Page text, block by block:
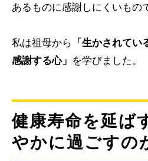
あるものに感謝しにくいもの
私は祖母から 「生かされて
感謝する心」 を学びました。
健康寿命を延ば
やかに過ごすの